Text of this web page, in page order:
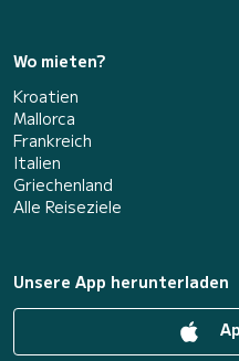
Wo mieten?
Kroatien
Mallorca
Frankreich
Italien
Griechenland
Alle Reiseziele
Unsere App herunterladen